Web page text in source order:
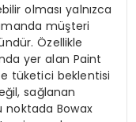
olması yalnızca
müşteri
Özellikle
yer alan Paint
tüketici beklentisi
sağlanan
noktada Bowax